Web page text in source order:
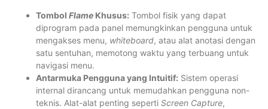
Tombol Flame Khusus: Tombol fisik yang dapat
diprogram pada panel memungkinkan pengguna untuk
mengakses menu, whiteboard, atau alat anotasi dengan
satu sentuhan, memotong waktu yang terbuang untuk
navigasi menu.
Antarmuka Pengguna yang Intuitif: Sistem operasi
internal dirancang untuk memudahkan pengguna non-
teknis. Alat-alat penting seperti Screen Capture,